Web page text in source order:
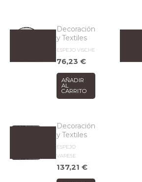
Decoración
y Textiles
ESPEJO VISCHE
76,23€
AÑADIR
AL
CARRITO
Decoración
y Textiles
ESPEJO
VARESE
137,21€